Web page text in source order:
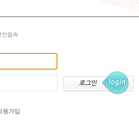
안접속
원가입